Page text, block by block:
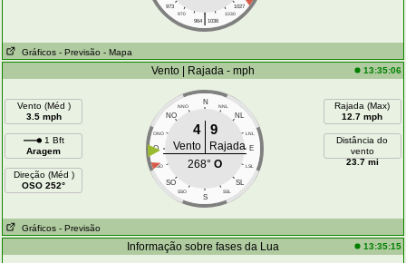
973
1027
970
1030
|
964 1036
Gráficos - Previsão - Mapa
Vento | Rajada - mph 13:35:06
Vento (Méd )
3.5 mph
1 Bft
Aragem
Direção (Méd )
OSO 252°
N
NNO NNL
NO NL
ONO LNL
O E
OSO LSL
SO SL
SSO SSL
S
4 9
Vento
Rajada
268° O
Rajada (Max)
12.7 mph
Distância do
vento
23.7 mi
Gráficos - Previsão
Informação sobre fases da Lua 13:35:15